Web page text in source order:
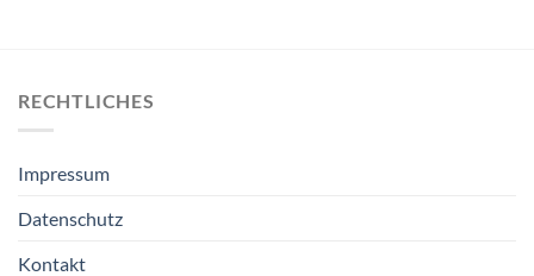
RECHTLICHES
Impressum
Datenschutz
Kontakt